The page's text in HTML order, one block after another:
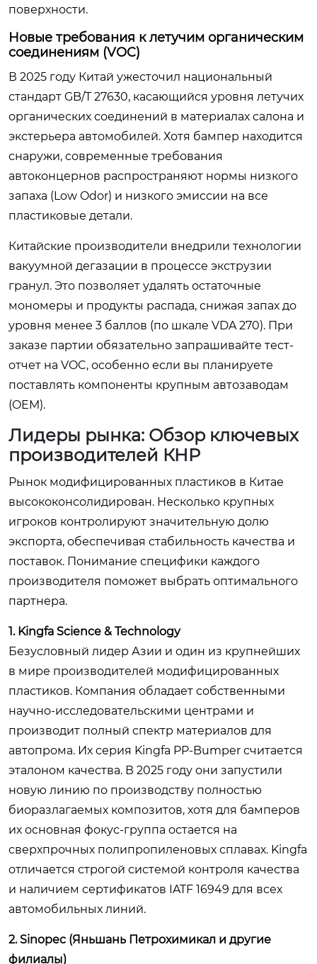
поверхности.
Новые требования к летучим органическим
соединениям (VOC)
В 2025 году Китай ужесточил национальный
стандарт GB/T 27630, касающийся уровня летучих
органических соединений в материалах салона и
экстерьера автомобилей. Хотя бампер находится
снаружи, современные требования
автоконцернов распространяют нормы низкого
запаха (Low Odor) и низкого эмиссии на все
пластиковые детали.
Китайские производители внедрили технологии
вакуумной дегазации в процессе экструзии
гранул. Это позволяет удалять остаточные
мономеры и продукты распада, снижая запах до
уровня менее 3 баллов (по шкале VDA 270). При
заказе партии обязательно запрашивайте тест-
отчет на VOC, особенно если вы планируете
поставлять компоненты крупным автозаводам
(OEM).
Лидеры рынка: Обзор ключевых
производителей КНР
Рынок модифицированных пластиков в Китае
высококонсолидирован. Несколько крупных
игроков контролируют значительную долю
экспорта, обеспечивая стабильность качества и
поставок. Понимание специфики каждого
производителя поможет выбрать оптимального
партнера.
1. Kingfa Science & Technology
Безусловный лидер Азии и один из крупнейших
в мире производителей модифицированных
пластиков. Компания обладает собственными
научно-исследовательскими центрами и
производит полный спектр материалов для
автопрома. Их серия Kingfa PP-Bumper считается
эталоном качества. В 2025 году они запустили
новую линию по производству полностью
биоразлагаемых композитов, хотя для бамперов
их основная фокус-группа остается на
сверхпрочных полипропиленовых сплавах. Kingfa
отличается строгой системой контроля качества
и наличием сертификатов IATF 16949 для всех
автомобильных линий.
2. Sinopec (Яньшань Петрохимикал и другие
филиалы)